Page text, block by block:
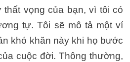
vọng của bạn, vì tôi có
tự. Tôi sẽ mô tả một ví
khó khăn này khi họ bước
cuộc đời. Thông thường,